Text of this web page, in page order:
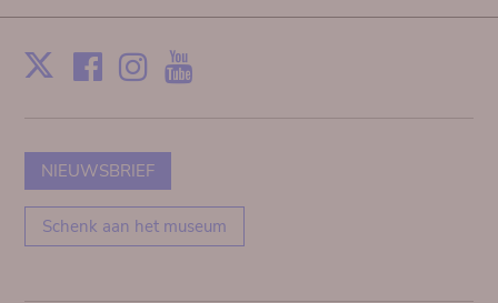
X Facebook
Instagram
NIEUWSBRIEF
Schenk aan het museum